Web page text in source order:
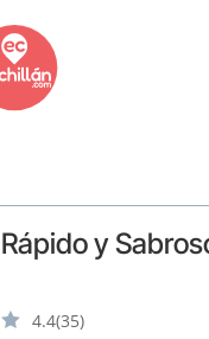
Rápido y
 4.4(35)